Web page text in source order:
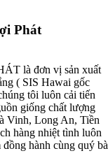
Phát
là đơn vị sản xuất
( SIS Hawai gốc
tôi luôn cải tiến
giống chất lượng
Vinh, Long An, Tiền
hàng nhiệt tình luôn
hành cùng quý bà